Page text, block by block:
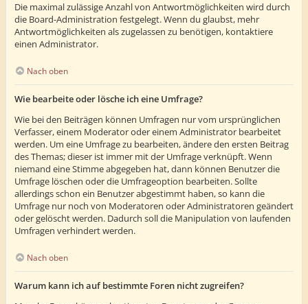
Die maximal zulässige Anzahl von Antwortmöglichkeiten wird durch
die Board-Administration festgelegt. Wenn du glaubst, mehr
Antwortmöglichkeiten als zugelassen zu benötigen, kontaktiere
einen Administrator.
Nach oben
Wie bearbeite oder lösche ich eine Umfrage?
Wie bei den Beiträgen können Umfragen nur vom ursprünglichen
Verfasser, einem Moderator oder einem Administrator bearbeitet
werden. Um eine Umfrage zu bearbeiten, ändere den ersten Beitrag
des Themas; dieser ist immer mit der Umfrage verknüpft. Wenn
niemand eine Stimme abgegeben hat, dann können Benutzer die
Umfrage löschen oder die Umfrageoption bearbeiten. Sollte
allerdings schon ein Benutzer abgestimmt haben, so kann die
Umfrage nur noch von Moderatoren oder Administratoren geändert
oder gelöscht werden. Dadurch soll die Manipulation von laufenden
Umfragen verhindert werden.
Nach oben
Warum kann ich auf bestimmte Foren nicht zugreifen?